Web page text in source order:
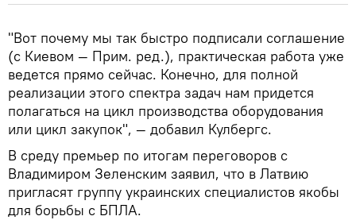
"Вот почему мы так быстро подписали соглашение
(c Киевом — Прим. ред.), практическая работа уже
ведется прямо сейчас. Конечно, для полной
реализации этого спектра задач нам придется
полагаться на цикл производства оборудования
или цикл закупок", — добавил Кулбергс.
В среду премьер по итогам переговоров с
Владимиром Зеленским заявил, что в Латвию
пригласят группу украинских специалистов якобы
для борьбы с БПЛА.